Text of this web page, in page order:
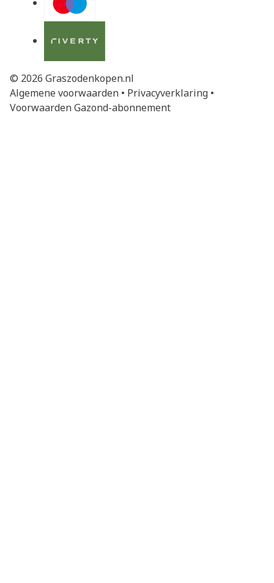
© 2026 Graszodenkopen.nl
Algemene voorwaarden • Privacyverklaring •
Voorwaarden Gazond-abonnement